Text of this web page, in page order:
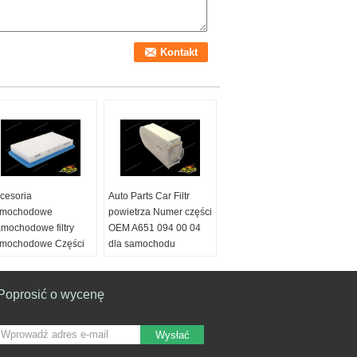
filtry
Części
Z40-9A Dla MAZDA
Chiny
Auto Parts Car Filtr
powietrza Numer części
OEM A651 094 00 04
dla samochodu
Mercedes-Benz
Papier
o wycenę
Wysłać